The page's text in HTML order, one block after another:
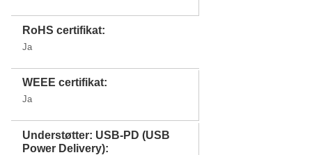
RoHS certifikat:
Ja
WEEE certifikat:
Ja
Understøtter: USB-PD (USB
Power Delivery):